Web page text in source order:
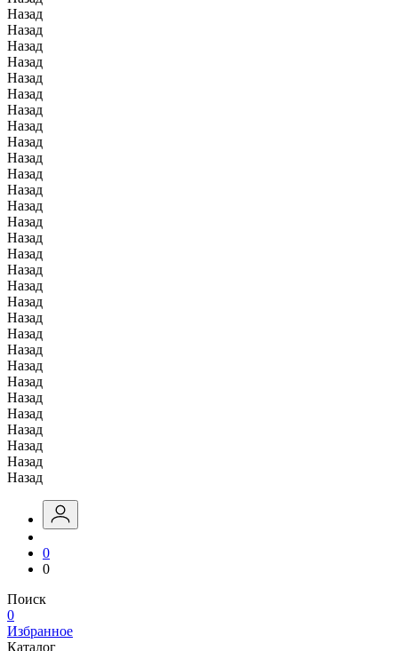
Назад
Назад
Назад
Назад
Назад
Назад
Назад
Назад
Назад
Назад
Назад
Назад
Назад
Назад
Назад
Назад
Назад
Назад
Назад
Назад
Назад
Назад
Назад
Назад
Назад
Назад
Назад
Назад
Назад
Назад
0
0
Поиск
0
Избранное
Каталог